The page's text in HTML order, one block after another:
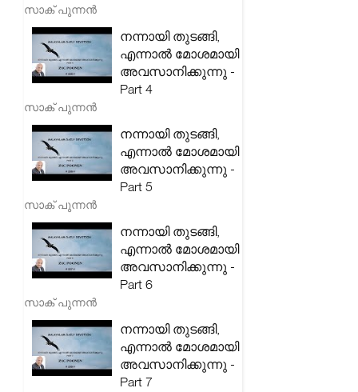
സാക് പുന്നൻ
നന്നായി തുടങ്ങി,
എന്നാൽ മോശമായി
അവസാനിക്കുന്നു -
Part 4
സാക് പുന്നൻ
നന്നായി തുടങ്ങി,
എന്നാൽ മോശമായി
അവസാനിക്കുന്നു -
Part 5
സാക് പുന്നൻ
നന്നായി തുടങ്ങി,
എന്നാൽ മോശമായി
അവസാനിക്കുന്നു -
Part 6
സാക് പുന്നൻ
നന്നായി തുടങ്ങി,
എന്നാൽ മോശമായി
അവസാനിക്കുന്നു -
Part 7